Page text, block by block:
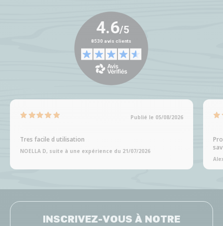
Publié le 05/08/2026
Tres facile d utilisation
NOELLA D, suite à une expérience du 21/07/2026
INSCRIVEZ-VOUS À NOTRE